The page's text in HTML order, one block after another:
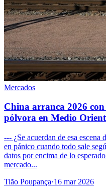
Mercados
China arranca 2026
pólvora en Medio
--- ¿Se acuerdan de esa
en pánico cuando todo sale
datos por encima de lo
mercado...
Tião Poupança·16 mar 2026